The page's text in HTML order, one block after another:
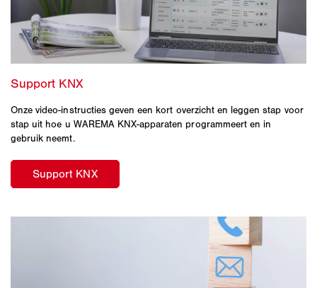
Onze video-instructies geven een kort overzicht en leggen stap voor
stap uit hoe u WAREMA KNX-apparaten programmeert en in
gebruik neemt.